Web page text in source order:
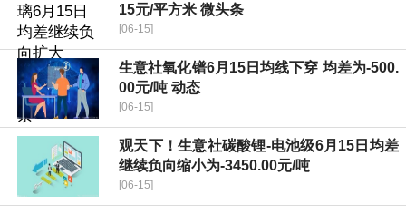
15元/平方米 微头条
[06-15]
生意社氧化镨6月15日均线下穿 均差为-500.
00元/吨 动态
[06-15]
观天下！生意社碳酸锂-电池级6月15日均差
继续负向缩小为-3450.00元/吨
[06-15]